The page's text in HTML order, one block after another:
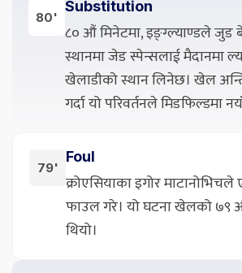
80'
Substitution
८० औं मिनेटमा, इङ्ग्ल्याण्डले जुड
स्थानमा जेड स्पेन्सलाई मैदानमा
खेलाडीको स्थान लिनेछ। खेल
गर्दा यो परिवर्तनले मिडफिल्डमा
79'
Foul
क्रोएसियाका इगोर माटानोभिचले
फाउल गरे। यो घटना खेलको ७९
थियो।